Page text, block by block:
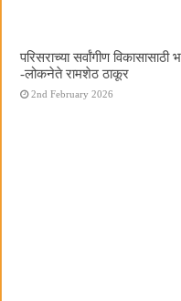
परिसराच्या सर्वांगीण
-लोकनेते रामशेठ ठाकूर
2nd February 2026